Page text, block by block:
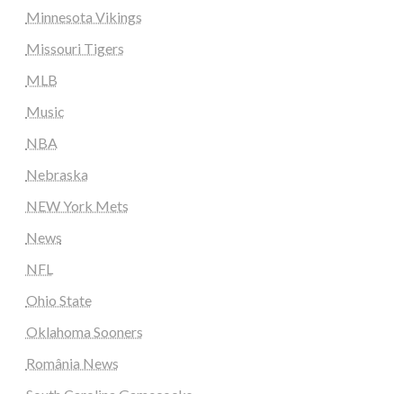
Minnesota Vikings
Missouri Tigers
MLB
Music
NBA
Nebraska
NEW York Mets
News
NFL
Ohio State
Oklahoma Sooners
România News